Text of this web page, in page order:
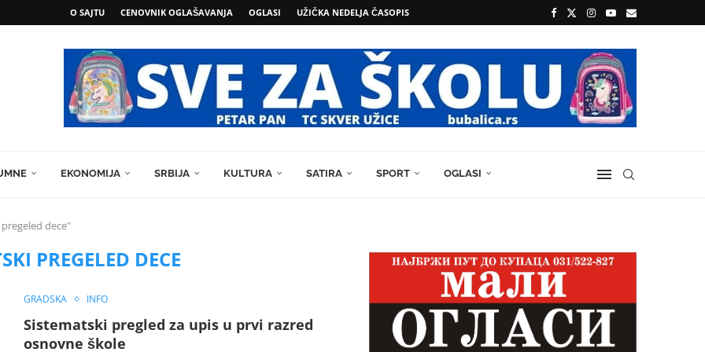
O SAJTU CENOVNIK OGLAŠAVANJA OGLASI UŽIČKA NEDELJA ČASOPIS
EKONOMIJA SRBIJA KULTURA SATIRA SPORT OGLASI
dece"
PREGELED DECE
GRADSKA INFO
Sistematski pregled za upis u prvi razred
osnovne škole